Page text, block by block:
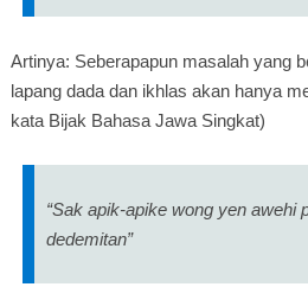
Artinya: Seberapapun masalah yang
lapang dada dan ikhlas akan hanya
kata Bijak Bahasa Jawa Singkat)
“Sak apik-apike wong yen awehi
dedemitan”